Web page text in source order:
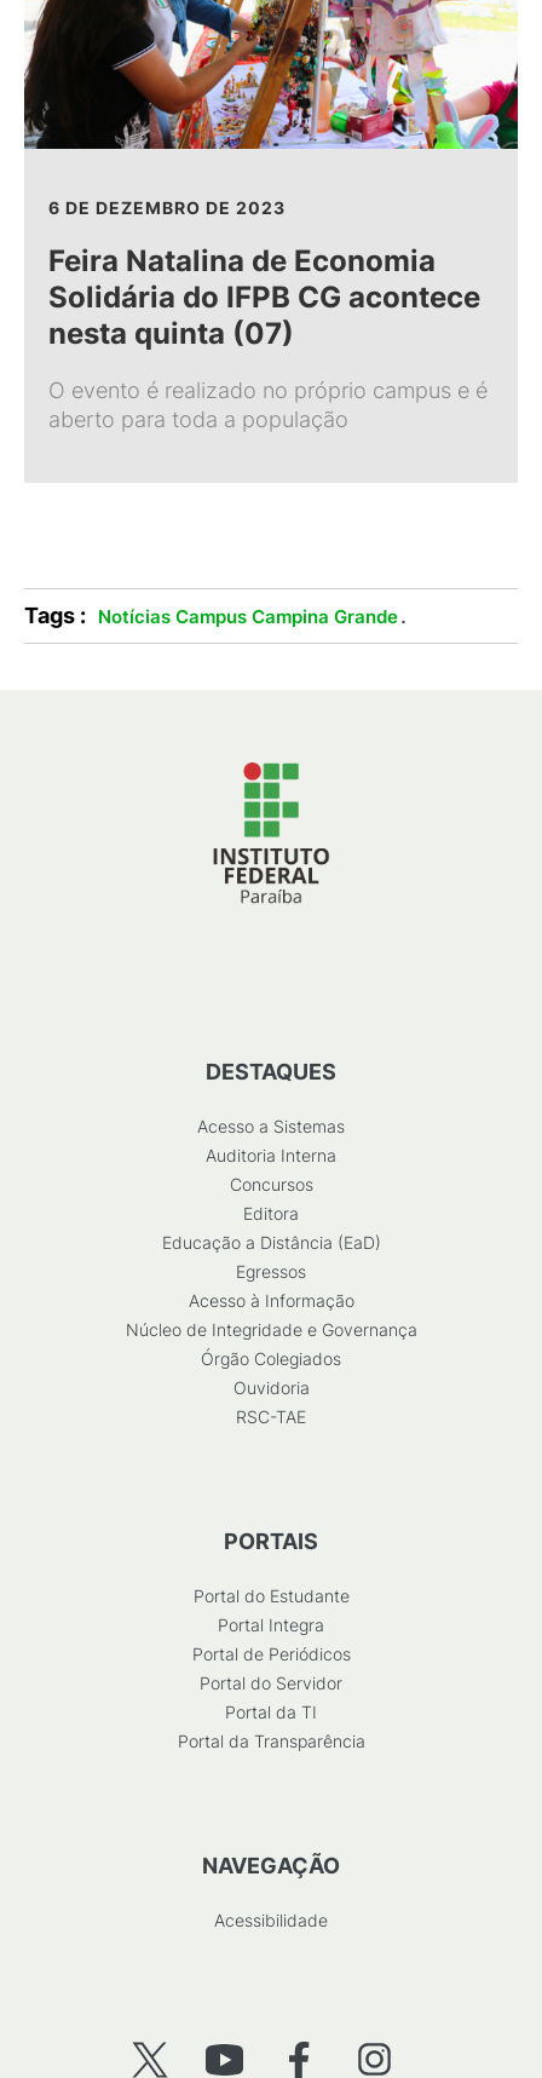
6 DE DEZEMBRO DE 2023
Feira Natalina de Economia
Solidária do IFPB CG acontece
nesta quinta (07)
O evento é realizado no próprio campus e é
aberto para toda a população
Tags : Notícias Campus Campina Grande.
DESTAQUES
Acesso a Sistemas
Auditoria Interna
Concursos
Editora
Educação a Distância (EaD)
Egressos
Acesso à Informação
Núcleo de Integridade e Governança
Órgão Colegiados
Ouvidoria
RSC-TAE
PORTAIS
Portal do Estudante
Portal Integra
Portal de Periódicos
Portal do Servidor
Portal da TI
Portal da Transparência
NAVEGAÇÃO
Acessibilidade